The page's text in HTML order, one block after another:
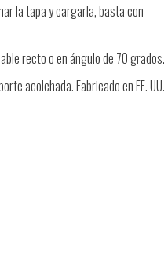
la tapa y cargarla, basta con
recto o en ángulo de 70 grados.
acolchada. Fabricado en EE. UU.